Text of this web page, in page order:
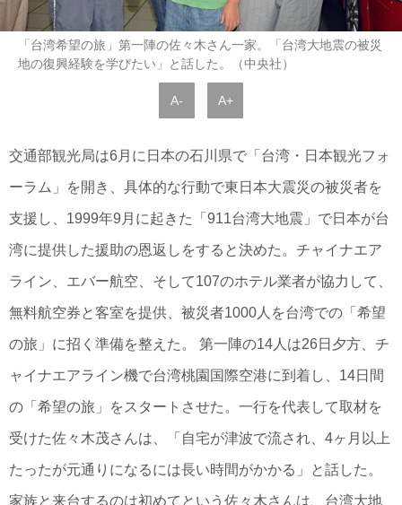
「台湾希望の旅」第一陣の佐々木さん一家。「台湾大地震の被災
地の復興経験を学びたい」と話した。（中央社）
A- A+
交通部観光局は6月に日本の石川県で「台湾・日本観光フォ
ーラム」を開き、具体的な行動で東日本大震災の被災者を
支援し、1999年9月に起きた「911台湾大地震」で日本が台
湾に提供した援助の恩返しをすると決めた。チャイナエア
ライン、エバー航空、そして107のホテル業者が協力して、
無料航空券と客室を提供、被災者1000人を台湾での「希望
の旅」に招く準備を整えた。 第一陣の14人は26日夕方、チ
ャイナエアライン機で台湾桃園国際空港に到着し、14日間
の「希望の旅」をスタートさせた。一行を代表して取材を
受けた佐々木茂さんは、「自宅が津波で流され、4ヶ月以上
たったが元通りになるには長い時間がかかる」と話した。
家族と来台するのは初めてという佐々木さんは、台湾大地